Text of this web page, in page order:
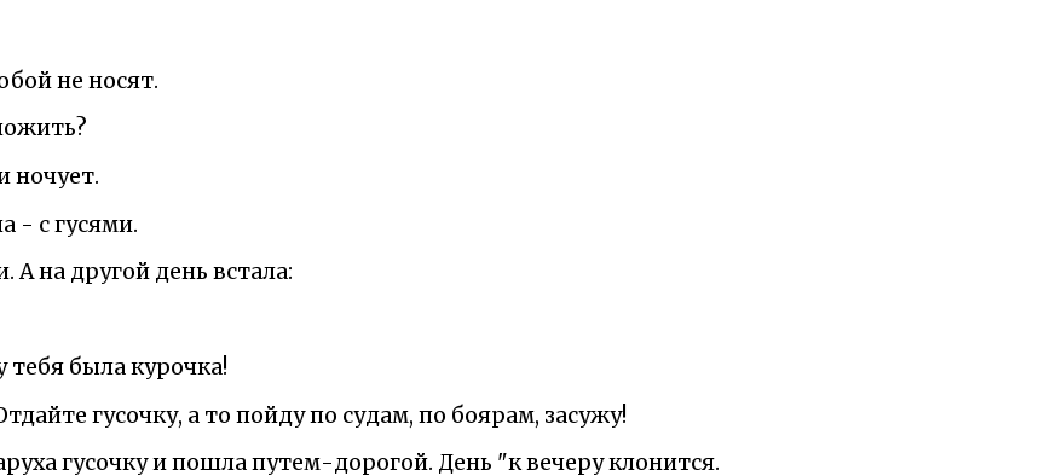
не носят.
ночует.
- с гусями.
А на другой день встала:
тебя была курочка!
гусочку, а то пойду по судам, по боярам, засужу!
гусочку и пошла путем-дорогой. День "к вечеру клонится.